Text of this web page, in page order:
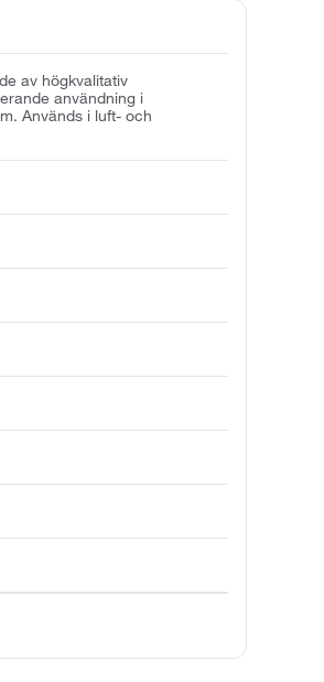
av högkvalitativ
användning i
Används i luft- och